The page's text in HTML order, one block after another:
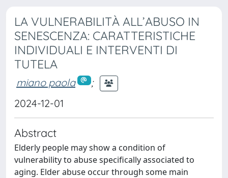
LA VULNERABILITÀ ALL’ABUSO IN
SENESCENZA: CARATTERISTICHE
INDIVIDUALI E INTERVENTI DI
TUTELA
miano paola
;
2024-12-01
Abstract
Elderly people may show a condition of
vulnerability to abuse specifically associated to
aging. Elder abuse occur through some main